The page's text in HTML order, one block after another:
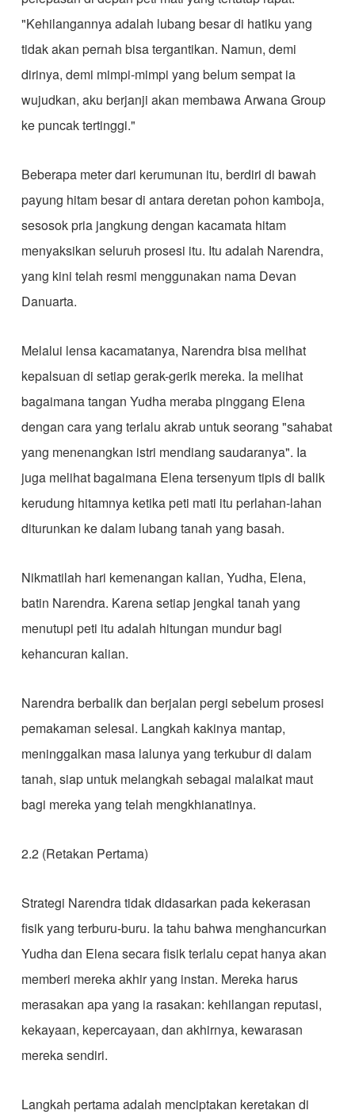
"Kehilangannya adalah lubang besar di hatiku yang
tidak akan pernah bisa tergantikan. Namun, demi
dirinya, demi mimpi-mimpi yang belum sempat ia
wujudkan, aku berjanji akan membawa Arwana Group
ke puncak tertinggi."
​Beberapa meter dari kerumunan itu, berdiri di bawah
payung hitam besar di antara deretan pohon kamboja,
sesosok pria jangkung dengan kacamata hitam
menyaksikan seluruh prosesi itu. Itu adalah Narendra,
yang kini telah resmi menggunakan nama Devan
Danuarta.
​Melalui lensa kacamatanya, Narendra bisa melihat
kepalsuan di setiap gerak-gerik mereka. Ia melihat
bagaimana tangan Yudha meraba pinggang Elena
dengan cara yang terlalu akrab untuk seorang "sahabat
yang menenangkan istri mendiang saudaranya". Ia
juga melihat bagaimana Elena tersenyum tipis di balik
kerudung hitamnya ketika peti mati itu perlahan-lahan
diturunkan ke dalam lubang tanah yang basah.
​Nikmatilah hari kemenangan kalian, Yudha, Elena,
batin Narendra. Karena setiap jengkal tanah yang
menutupi peti itu adalah hitungan mundur bagi
kehancuran kalian.
​Narendra berbalik dan berjalan pergi sebelum prosesi
pemakaman selesai. Langkah kakinya mantap,
meninggalkan masa lalunya yang terkubur di dalam
tanah, siap untuk melangkah sebagai malaikat maut
bagi mereka yang telah mengkhianatinya.
2.2 (Retakan Pertama)
​Strategi Narendra tidak didasarkan pada kekerasan
fisik yang terburu-buru. Ia tahu bahwa menghancurkan
Yudha dan Elena secara fisik terlalu cepat hanya akan
memberi mereka akhir yang instan. Mereka harus
merasakan apa yang ia rasakan: kehilangan reputasi,
kekayaan, kepercayaan, dan akhirnya, kewarasan
mereka sendiri.
​Langkah pertama adalah menciptakan keretakan di